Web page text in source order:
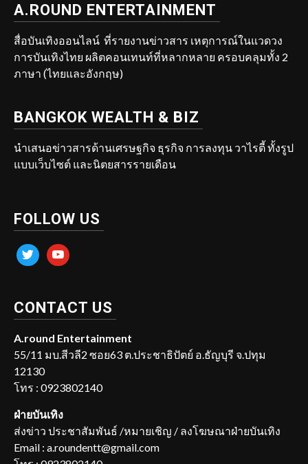
A.ROUND ENTERTAINMENT
สื่อบันเทิงออนไลน์ ที่รายงานข่าวสาร เหตุการณ์ในแวดวง
การบันเทิงไทย ผลิตคอนเทนท์ที่หลากหลาย ครอบคลุมทั้ง 2
ภาษา (ไทยและอังกฤษ)
BANGKOK WEALTH & BIZ
นำเสนอข่าวสารด้านเศรษฐกิจ ธุรกิจ การลงทุน วาไรตี้ ทั้งรูป
แบบเว็บไซต์ และนิตยสารรายเดือน
FOLLOW US
twitter youtube
CONTACT US
A.round Entertainment
55/11 มบ.สีวลี2 ซอย63 ต.ประชาธิปัตย์ อ.ธัญบุรี จ.ปทุม
12130
โทร : 0923802140
ฝ่ายบันเทิง
ส่งข่าว ประชาสัมพันธ์ /หมายเชิญ / ลงโฆษณาฝ่ายบันเทิง
Email : a.roundentt@gmail.com